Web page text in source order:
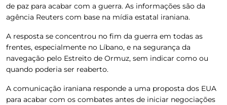
de paz para acabar com a guerra. As informações são da
agência Reuters com base na mídia estatal iraniana.
A resposta se concentrou no fim da guerra em todas as
frentes, especialmente no Líbano, e na segurança da
navegação pelo Estreito de Ormuz, sem indicar como ou
quando poderia ser reaberto.
A comunicação iraniana responde a uma proposta dos EUA
para acabar com os combates antes de iniciar negociações